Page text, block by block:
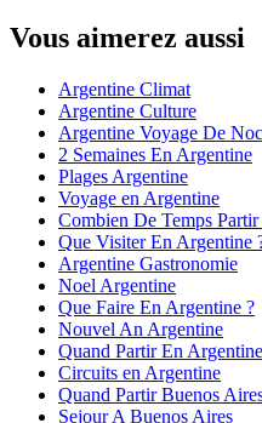
Vous aimerez aussi
Argentine Climat
Argentine Culture
Argentine Voyage De
2 Semaines En Argentine
Plages Argentine
Voyage en Argentine
Combien De Temps
Que Visiter En Argentine
Argentine Gastronomie
Noel Argentine
Que Faire En Argentine ?
Nouvel An Argentine
Quand Partir En
Circuits en Argentine
Quand Partir Buenos
Sejour A Buenos Aires